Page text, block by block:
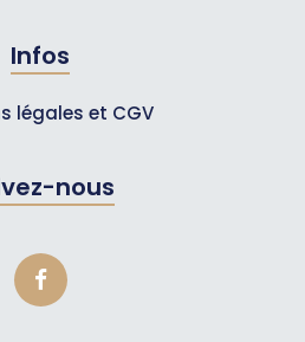
Infos
légales et CGV
nous